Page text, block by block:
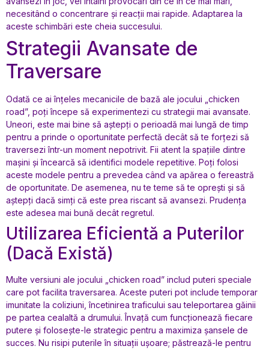
necesitând o concentrare și reacții mai rapide. Adaptarea la
aceste schimbări este cheia succesului.
Strategii Avansate de
Traversare
Odată ce ai înțeles mecanicile de bază ale jocului „chicken
road”, poți începe să experimentezi cu strategii mai avansate.
Uneori, este mai bine să aștepți o perioadă mai lungă de timp
pentru a prinde o oportunitate perfectă decât să te forțezi să
traversezi într-un moment nepotrivit. Fii atent la spațiile dintre
mașini și încearcă să identifici modele repetitive. Poți folosi
aceste modele pentru a prevedea când va apărea o fereastră
de oportunitate. De asemenea, nu te teme să te oprești și să
aștepți dacă simți că este prea riscant să avansezi. Prudența
este adesea mai bună decât regretul.
Utilizarea Eficientă a Puterilor
(Dacă Există)
Multe versiuni ale jocului „chicken road” includ puteri speciale
care pot facilita traversarea. Aceste puteri pot include temporar
imunitate la coliziuni, încetinirea traficului sau teleportarea găinii
pe partea cealaltă a drumului. Învață cum funcționează fiecare
putere și folosește-le strategic pentru a maximiza șansele de
succes. Nu risipi puterile în situații ușoare; păstrează-le pentru